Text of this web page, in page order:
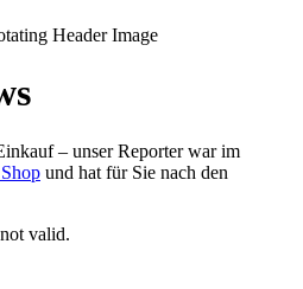
– unser Reporter war im
und hat für Sie nach den
valid.